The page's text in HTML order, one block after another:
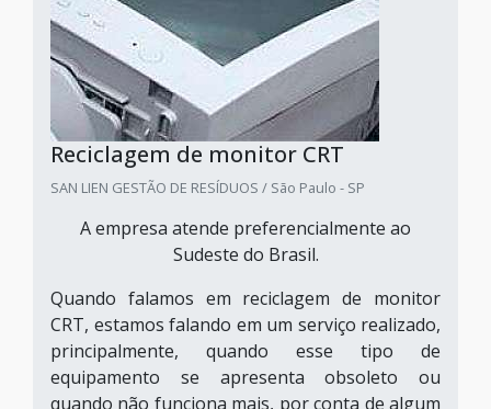
Reciclagem de monitor CRT
SAN LIEN GESTÃO DE RESÍDUOS / São Paulo - SP
A empresa atende preferencialmente ao
Sudeste do Brasil.
Quando falamos em reciclagem de monitor
CRT, estamos falando em um serviço realizado,
principalmente, quando esse tipo de
equipamento se apresenta obsoleto ou
quando não funciona mais, por conta de algum